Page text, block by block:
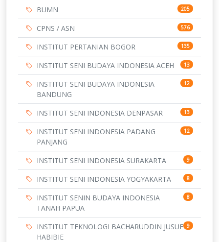
BUMN 205
CPNS / ASN 576
INSTITUT PERTANIAN BOGOR 135
INSTITUT SENI BUDAYA INDONESIA ACEH 13
INSTITUT SENI BUDAYA INDONESIA
BANDUNG
12
INSTITUT SENI INDONESIA DENPASAR 13
INSTITUT SENI INDONESIA PADANG
PANJANG
12
INSTITUT SENI INDONESIA SURAKARTA 9
INSTITUT SENI INDONESIA YOGYAKARTA 8
INSTITUT SENIN BUDAYA INDONESIA
TANAH PAPUA
8
INSTITUT TEKNOLOGI BACHARUDDIN JUSUF
HABIBIE
9